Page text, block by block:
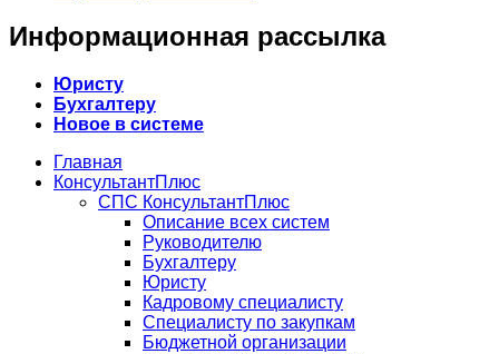
Информационная рассылка
Юристу
Бухгалтеру
Новое в системе
Главная
КонсультантПлюс
СПС КонсультантПлюс
Описание всех систем
Руководителю
Бухгалтеру
Юристу
Кадровому специалисту
Специалисту по закупкам
Бюджетной организации